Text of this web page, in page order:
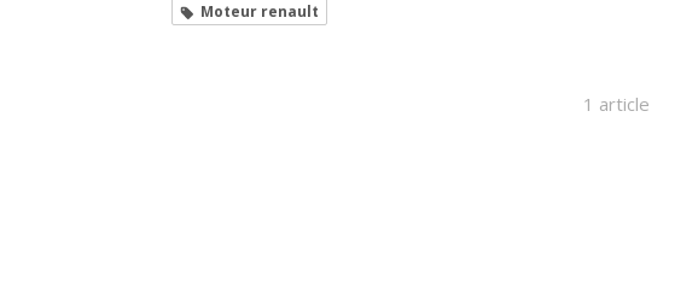
Moteur renault
1 article